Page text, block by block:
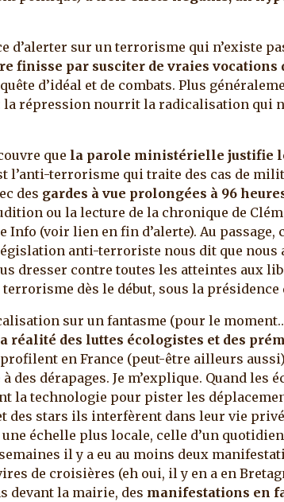
d’alerter sur un terrorisme qui n’existe
finisse par susciter de vraies vocations
d’idéal et de combats. Plus
la répression nourrit la radicalisation qui
que la parole ministérielle justifie
l’anti-terrorisme qui traite des cas de
des gardes à vue prolongées à 96
ou la lecture de la chronique de
Info (voir lien en fin d’alerte). Au
anti-terroriste nous dit que nous
dresser contre toutes les atteintes aux
dès le début, sous la présidence
sur un fantasme (pour le
réalité des luttes écologistes et des
en France (peut-être ailleurs
des dérapages. Je m’explique. Quand les
la technologie pour pister les
des stars ils interfèrent dans leur vie
une échelle plus locale, celle d’un
il y a eu au moins deux
de croisières (eh oui, il y en a en
devant la mairie, des manifestations en